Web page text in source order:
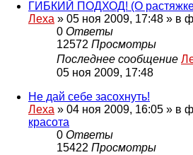
ГИБКИЙ ПОДХОД! (О
Леха » 05 ноя 2009, 17:48 » в
0 Ответы
12572 Просмотры
Последнее сообщение
05 ноя 2009, 17:48
Не дай себе засохнуть!
Леха » 04 ноя 2009, 16:05 » в
красота
0 Ответы
15422 Просмотры